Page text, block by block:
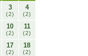
3
(2)
4
(2)
10
(2)
11
(2)
17
(2)
18
(2)